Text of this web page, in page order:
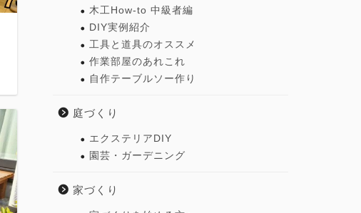
木工How-to 中級者編
DIY実例紹介
工具と道具のオススメ
作業部屋のあれこれ
自作テーブルソー作り
庭づくり
エクステリアDIY
園芸・ガーデニング
家づくり